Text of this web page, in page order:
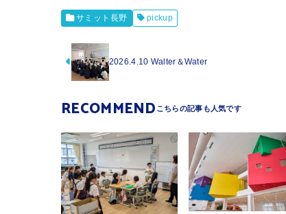
サミット長野 pickup
2026.4.10 Walter＆Water
RECOMMEND